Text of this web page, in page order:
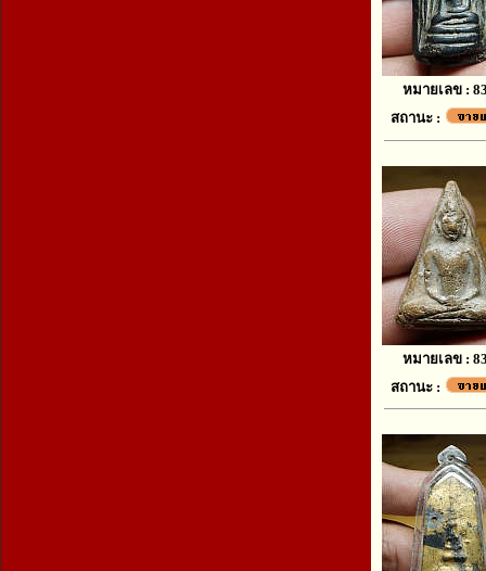
หมายเลข :
สถานะ :
หมายเลข :
สถานะ :